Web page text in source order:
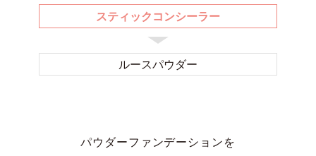
スティックコンシーラー
ルースパウダー
パウダーファンデーションを